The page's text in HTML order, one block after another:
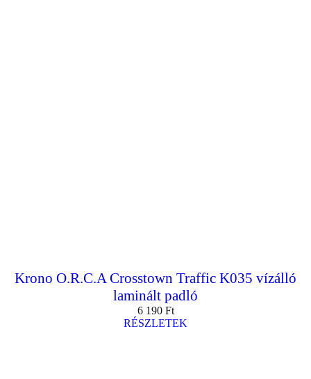
Krono O.R.C.A Crosstown Traffic K035 vízálló
laminált padló
6 190 Ft
RÉSZLETEK